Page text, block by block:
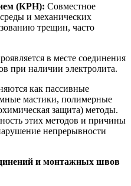
(КРН): Совместное
и механических
трещин, часто
в месте соединения
при наличии электролита.
как пассивные
мастики, полимерные
защита) методы.
этих методов и причины
непрерывности
и монтажных швов